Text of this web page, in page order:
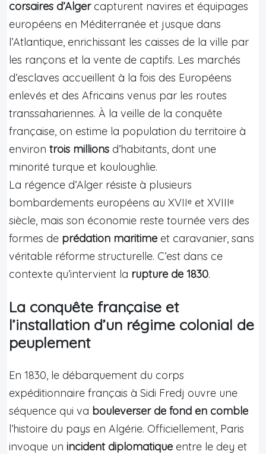
corsaires d’Algercapturent navires et équipages
européens en Méditerranée et jusque dans
l’Atlantique, enrichissant les caisses de la ville par
les rançons et la vente de captifs. Les marchés
d’esclaves accueillent à la fois des Européens
enlevés et des Africains venus par les routes
transsahariennes. À la veille de la conquête
française, on estime la population du territoire à
environ trois millions d’habitants, dont une
minorité turque et kouloughlie.
La régence d’Alger résiste à plusieurs
bombardements européens au XVIIᵉ et XVIIIᵉ
siècle, mais son économie reste tournée vers des
formes de prédation maritime et caravanier, sans
véritable réforme structurelle. C’est dans ce
contexte qu’intervient la rupture de 1830.
La conquête française et
l’installation d’un régime colonial de
peuplement
En 1830, le débarquement du corps
expéditionnaire français à Sidi Fredj ouvre une
séquence qui va bouleverser de fond en comble
l’histoire du pays en Algérie. Officiellement, Paris
invoque un incident diplomatique entre le dey et